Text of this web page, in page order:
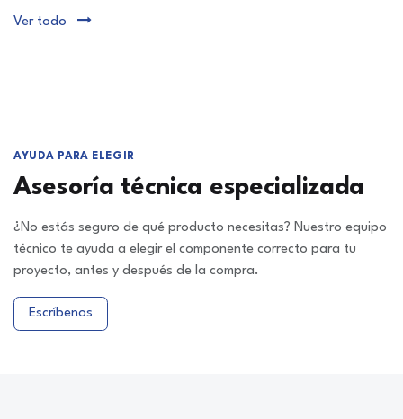
Ver todo
AYUDA PARA ELEGIR
Asesoría técnica especializada
¿No estás seguro de qué producto necesitas? Nuestro equipo
técnico te ayuda a elegir el componente correcto para tu
proyecto, antes y después de la compra.
Escríbenos